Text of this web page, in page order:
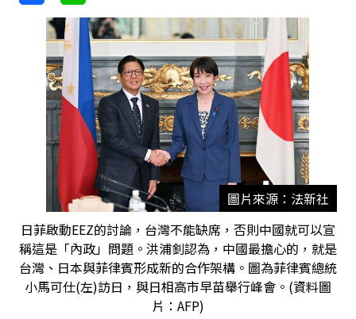
圖片來源：法新社
日菲啟動EEZ的討論，台灣不能缺席，否則中國就可以宣
稱這是「內政」問題。洪浦釗認為，中國最擔心的，就是
台灣、日本與菲律賓形成新的合作架構。圖為菲律賓總統
小馬可仕(左)訪日，與日相高市早苗舉行峰會。(資料圖
片：AFP)